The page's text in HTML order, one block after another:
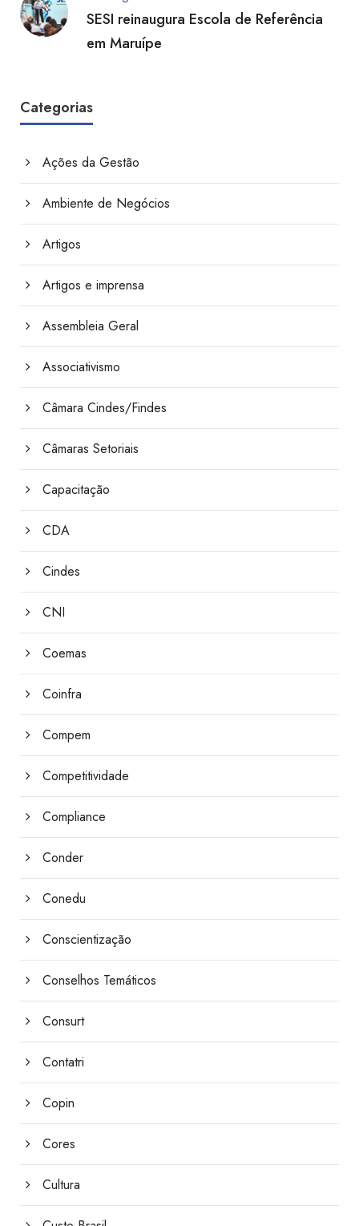
SESI reinaugura Escola de Referência
em Maruípe
Categorias
Ações da Gestão
Ambiente de Negócios
Artigos
Artigos e imprensa
Assembleia Geral
Associativismo
Câmara Cindes/Findes
Câmaras Setoriais
Capacitação
CDA
Cindes
CNI
Coemas
Coinfra
Compem
Competitividade
Compliance
Conder
Conedu
Conscientização
Conselhos Temáticos
Consurt
Contatri
Copin
Cores
Cultura